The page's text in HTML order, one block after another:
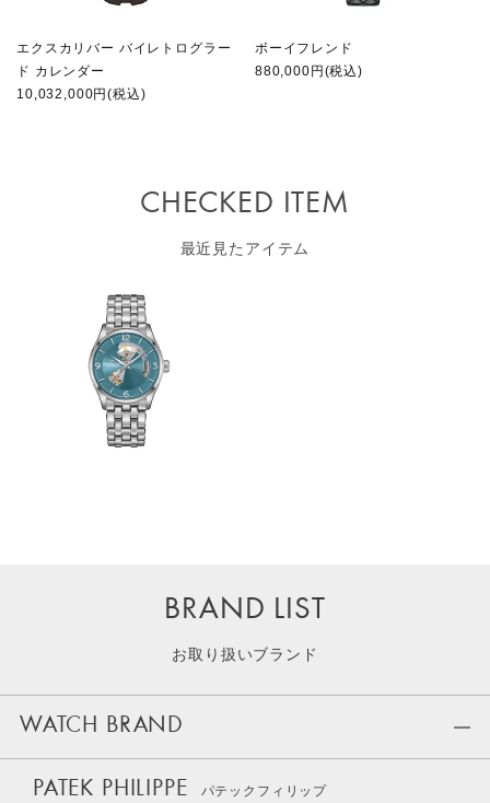
エクスカリバー バイレトログラー
ド カレンダー
10,032,000円(税込)
ボーイフレンド
880,000円(税込)
CHECKED ITEM
最近見たアイテム
BRAND LIST
お取り扱いブランド
WATCH BRAND
PATEK PHILIPPE パテックフィリップ